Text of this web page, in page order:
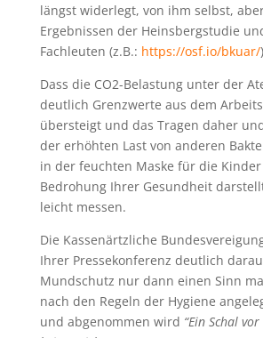
längst widerlegt, von ihm selbst,
Ergebnissen der Heinsbergstudie
Fachleuten (z.B.: https://osf.io/bkuar/
Dass die CO2-Belastung unter der
deutlich Grenzwerte aus dem
übersteigt und das Tragen daher
der erhöhten Last von anderen
in der feuchten Maske für die
Bedrohung Ihrer Gesundheit
leicht messen.
Die Kassenärtzliche
Ihrer Pressekonferenz deutlich
Mundschutz nur dann einen Sinn
nach den Regeln der Hygiene
und abgenommen wird “Ein Schal